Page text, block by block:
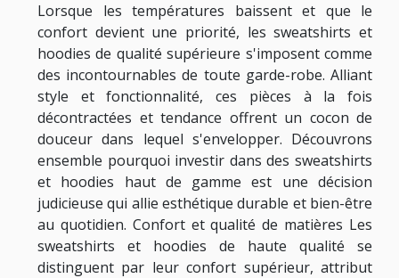
Lorsque les températures baissent et que le
confort devient une priorité, les sweatshirts et
hoodies de qualité supérieure s'imposent comme
des incontournables de toute garde-robe. Alliant
style et fonctionnalité, ces pièces à la fois
décontractées et tendance offrent un cocon de
douceur dans lequel s'envelopper. Découvrons
ensemble pourquoi investir dans des sweatshirts
et hoodies haut de gamme est une décision
judicieuse qui allie esthétique durable et bien-être
au quotidien. Confort et qualité de matières Les
sweatshirts et hoodies de haute qualité se
distinguent par leur confort supérieur, attribut